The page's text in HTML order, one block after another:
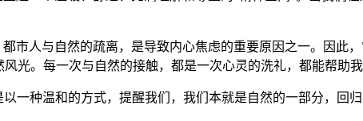
市人与自然的疏离，是导致内心焦虑的重要原因之一。因
光。每一次与自然的接触，都是一次心灵的洗礼，都能帮助
一种温和的方式，提醒我们，我们本就是自然的一部分，回